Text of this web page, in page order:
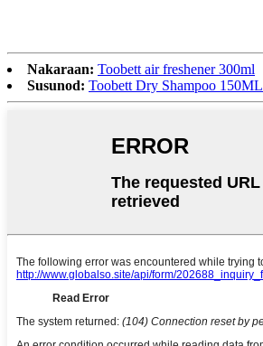
Nakaraan: Toobett air freshener 300ml
Susunod: Toobett Dry Shampoo 150ML